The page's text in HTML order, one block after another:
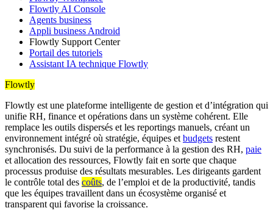
Flowtly AI Console
Agents business
Appli business Android
Flowtly Support Center
Portail des tutoriels
Assistant IA technique Flowtly
Flowtly
Flowtly est une plateforme intelligente de gestion et d’intégration qui
unifie RH, finance et opérations dans un système cohérent. Elle
remplace les outils dispersés et les reportings manuels, créant un
environnement intégré où stratégie, équipes et budgets restent
synchronisés. Du suivi de la performance à la gestion des RH, paie
et allocation des ressources, Flowtly fait en sorte que chaque
processus produise des résultats mesurables. Les dirigeants gardent
le contrôle total des coûts, de l’emploi et de la productivité, tandis
que les équipes travaillent dans un écosystème organisé et
transparent qui favorise la croissance.